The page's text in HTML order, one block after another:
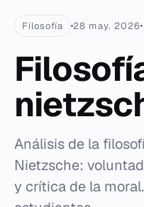
Filosofía 28 may. 2026
Análisis de la
Nietzsche:
y crítica de la